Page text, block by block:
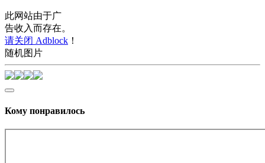
此网站由于广
告收入而存在。
请关闭 Adblock ！
随机图片
Кому понравилось